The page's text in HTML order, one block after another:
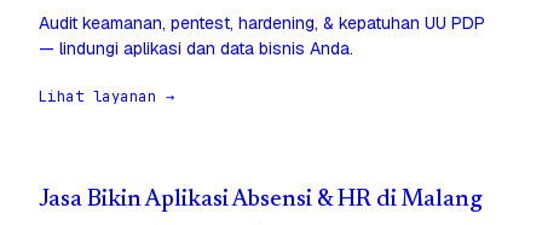
Audit keamanan, pentest, hardening, & kepatuhan UU PDP
— lindungi aplikasi dan data bisnis Anda.
Lihat layanan →
Jasa Bikin Aplikasi Absensi & HR di Malang